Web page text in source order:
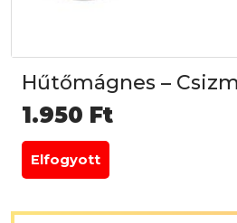
Hűtőmágnes –
1.950 Ft
Elfogyott